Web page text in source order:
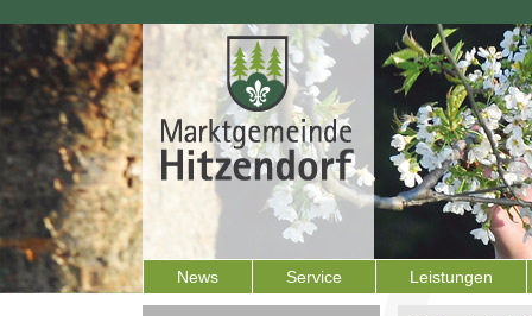
News Service Leistungen